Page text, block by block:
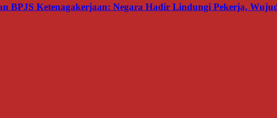
Ketenagakerjaan: Negara Hadir Lindungi Pekerja,